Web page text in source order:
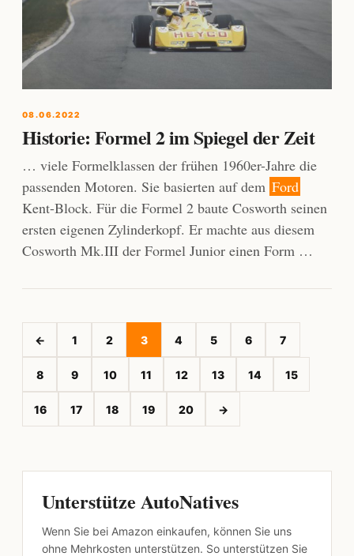
08.06.2022
Historie: Formel 2 im Spiegel der Zeit
… viele Formelklassen der frühen 1960er-Jahre die
passenden Motoren. Sie basierten auf dem Ford
Kent-Block. Für die Formel 2 baute Cosworth seinen
ersten eigenen Zylinderkopf. Er machte aus diesem
Cosworth Mk.III der Formel Junior einen Form …
← 1 2 3 4 5 6 7
8 9 10 11 12 13 14 15
16 17 18 19 20 →
Unterstütze AutoNatives
Wenn Sie bei Amazon einkaufen, können Sie uns
ohne Mehrkosten unterstützen. So unterstützen Sie